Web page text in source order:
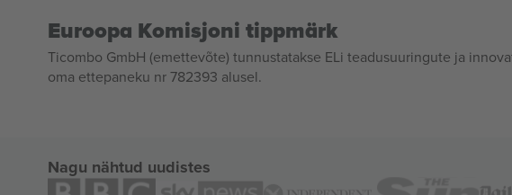
Euroopa Komisjoni tippmärk
Ticombo GmbH (emettevõte) tunnustatakse ELi teadusuuringute ja
oma ettepaneku nr 782393 alusel.
Nagu nähtud uudistes